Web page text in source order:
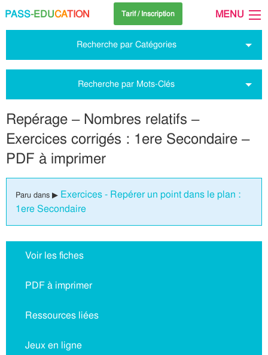
PASS-EDUCATION Tarif / Inscription MENU
Recherche par Catégories
Recherche par Mots-Clés
Repérage – Nombres relatifs –
Exercices corrigés : 1ere Secondaire –
PDF à imprimer
Paru dans ▶ Exercices - Repérer un point dans le plan :
1ere Secondaire
Voir les fiches
PDF à imprimer
Ressources liées
Jeux en ligne